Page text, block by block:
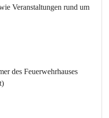
Veranstaltungen rund um
des Feuerwehrhauses